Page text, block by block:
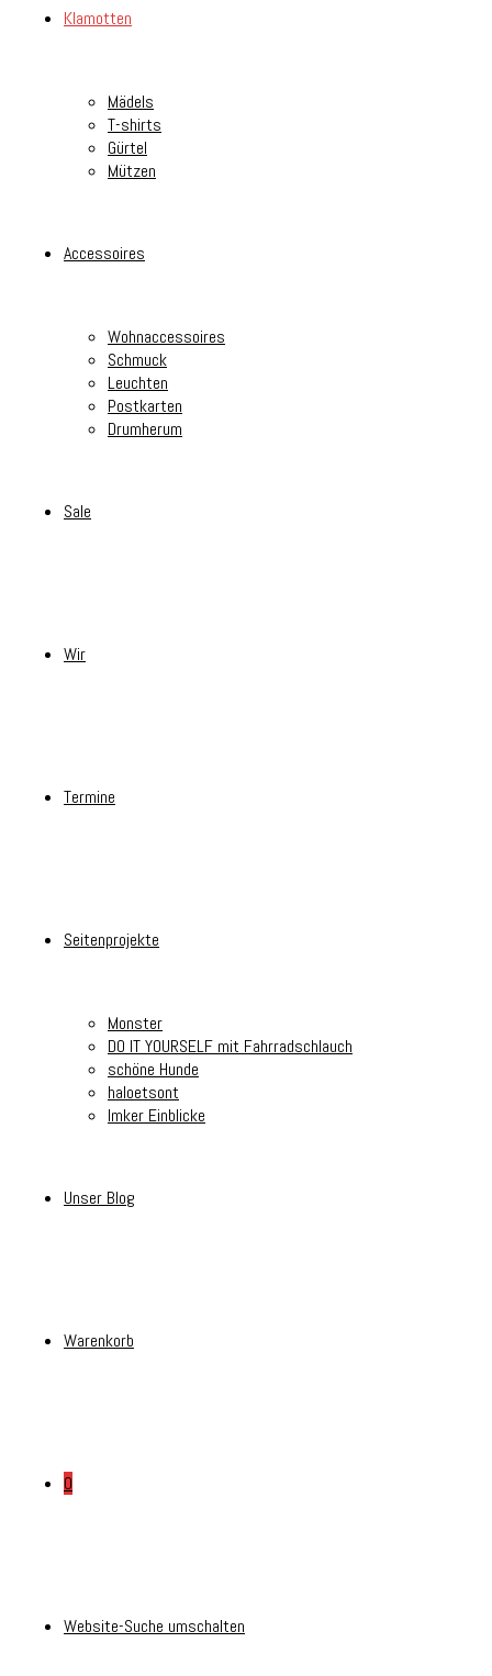
Klamotten
Mädels
T-shirts
Gürtel
Mützen
Accessoires
Wohnaccessoires
Schmuck
Leuchten
Postkarten
Drumherum
Sale
Wir
Termine
Seitenprojekte
Monster
DO IT YOURSELF mit Fahrradschlauch
schöne Hunde
haloetsont
Imker Einblicke
Unser Blog
Warenkorb
0
Website-Suche umschalten